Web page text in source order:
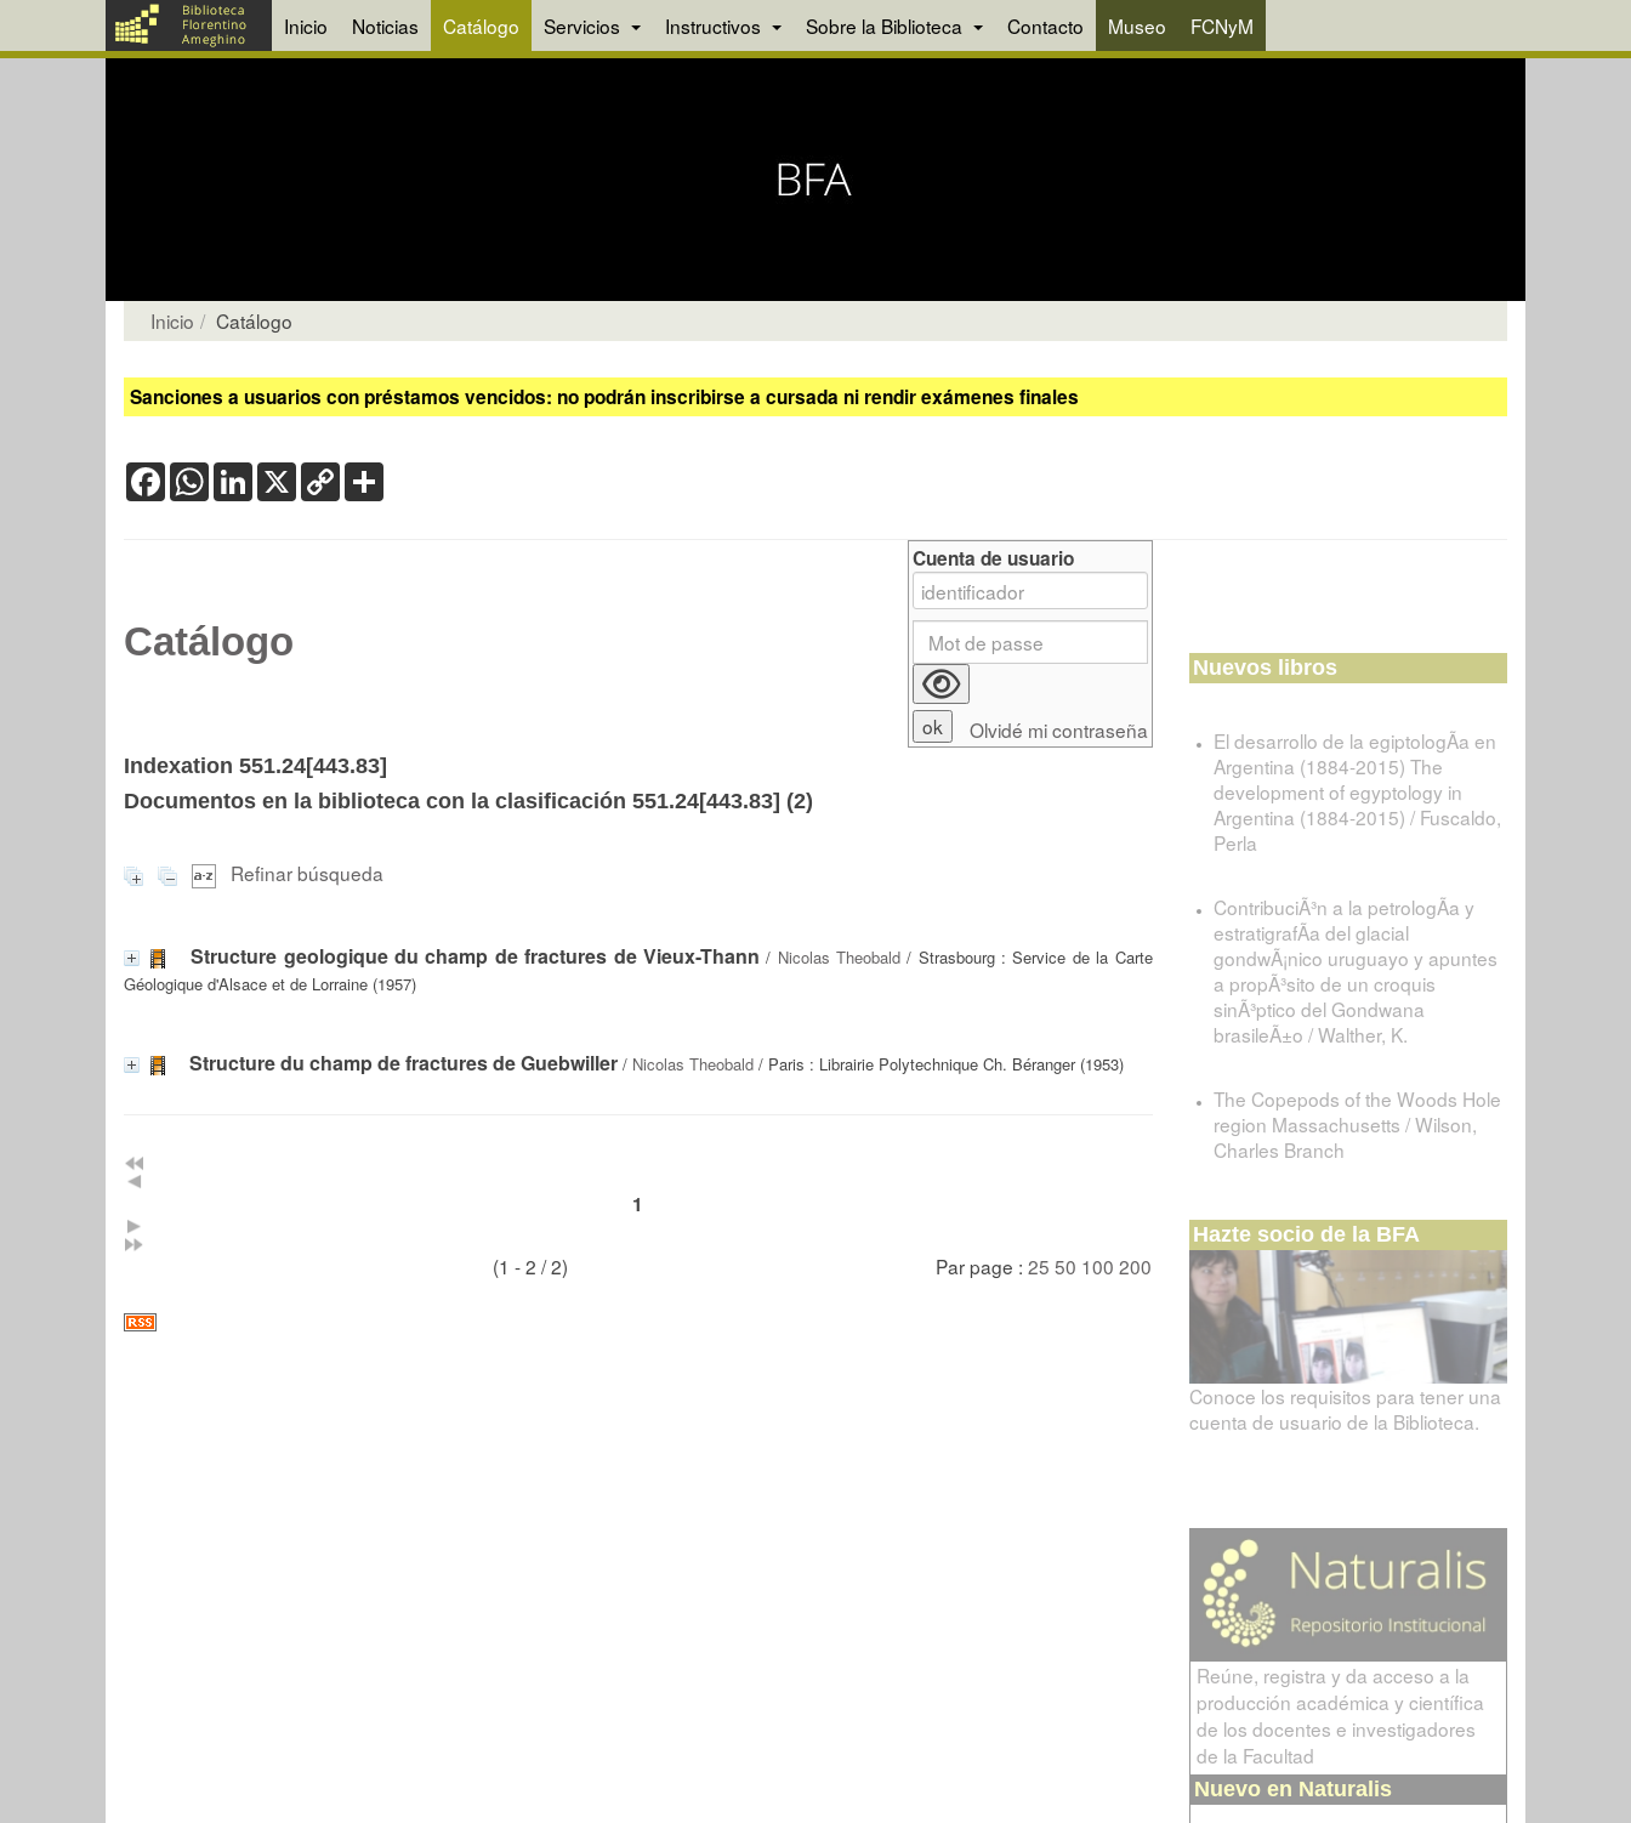
Inicio Noticias Catálogo Servicios Instructivos Sobre la Biblioteca Contacto Museo FCNyM
Inicio Catálogo
Sanciones a usuarios con préstamos vencidos: no podrán inscribirse a cursada ni rendir exámenes finales
FacebookWhatsApp
LinkedIn
X Copy
Link
Catálogo
Indexation 551.24[443.83]
Documentos en la biblioteca con la clasificación 551.24[443.83] (2)
Refinar búsqueda
Structure geologique du champ de fractures de Vieux-Thann / Nicolas Theobald / Strasbourg : Service de la Carte
Géologique d'Alsace et de Lorraine (1957)
Structure du champ de fractures de Guebwiller / Nicolas Theobald / Paris : Librairie Polytechnique Ch. Béranger (1953)
1
(1 - 2 / 2) Par page : 25 50 100 200
Cuenta de usuario
Olvidé mi contraseña
Nuevos libros
El desarrollo de la egiptologÃ­a en
Argentina (1884-2015) The
development of egyptology in
Argentina (1884-2015) / Fuscaldo,
Perla
ContribuciÃ³n a la petrologÃ­a y
estratigrafÃ­a del glacial
gondwÃ¡nico uruguayo y apuntes
a propÃ³sito de un croquis
sinÃ³ptico del Gondwana
brasileÃ±o / Walther, K.
The Copepods of the Woods Hole
region Massachusetts / Wilson,
Charles Branch
Hazte socio de la BFA
Conoce los requisitos para tener una
cuenta de usuario de la Biblioteca.
Reúne, registra y da acceso a la
producción académica y científica
de los docentes e investigadores
de la Facultad
Nuevo en Naturalis